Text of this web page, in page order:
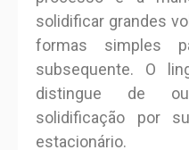
solidificar grandes
formas simples
subsequente. O
distingue de
solidificação por
estacionário.